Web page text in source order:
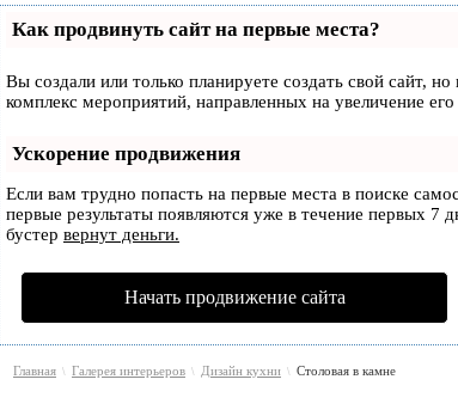
Как продвинуть сайт на первые места?
Вы создали или только планируете создать свой сайт,
комплекс мероприятий, направленных на увеличение
Ускорение продвижения
Если вам трудно попасть на первые места в поиске
первые результаты появляются уже в течение первых 7
бустер вернут деньги.
Начать продвижение сайта
Главная \ Галерея интерьеров \ Дизайн кухни \ Столовая в камне